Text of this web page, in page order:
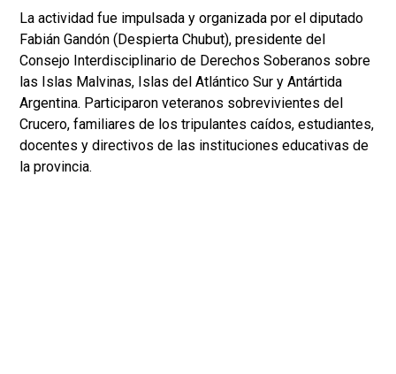
La actividad fue impulsada y organizada por el diputado
Fabián Gandón (Despierta Chubut), presidente del
Consejo Interdisciplinario de Derechos Soberanos sobre
las Islas Malvinas, Islas del Atlántico Sur y Antártida
Argentina. Participaron veteranos sobrevivientes del
Crucero, familiares de los tripulantes caídos, estudiantes,
docentes y directivos de las instituciones educativas de
la provincia.